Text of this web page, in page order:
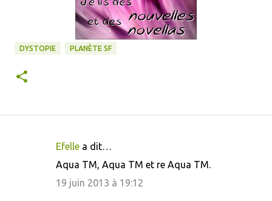
DYSTOPIE PLANÈTE SF
Efelle a dit…
Aqua TM, Aqua TM et re Aqua TM.
19 juin 2013 à 19:12